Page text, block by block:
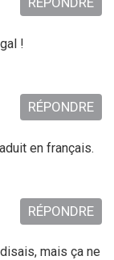
!
en français.
RÉPONDRE
mais ça ne
RÉPONDRE